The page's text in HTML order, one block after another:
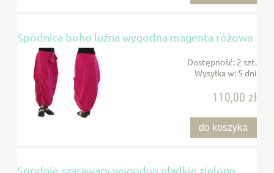
Spódnica boho luźna wygodna magenta różowa
Dostępność: 2 szt.
Wysyłka w: 5 dni
110,00 zł
do koszyka